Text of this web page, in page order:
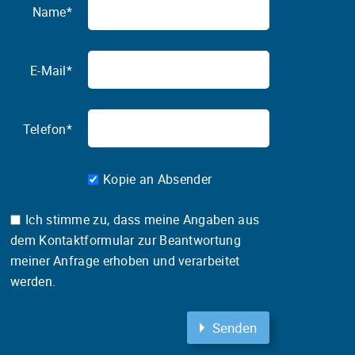
Name*
E-Mail*
Telefon*
Kopie an Absender
Ich stimme zu, dass meine Angaben aus
dem Kontaktformular zur Beantwortung
meiner Anfrage erhoben und verarbeitet
werden.